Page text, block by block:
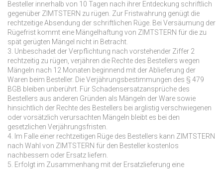
Besteller innerhalb von 10 Tagen nach ihrer Entdeckung schriftlich
gegenüber ZIMTSTERN zu rügen. Zur Fristwahrung genügt die
rechtzeitige Absendung der schriftlichen Rüge. Bei Versäumung der
Rügefrist kommt eine Mängelhaftung von ZIMTSTERN für die zu
spät gerügten Mängel nicht in Betracht.
3. Unbeschadet der Verpflichtung nach vorstehender Ziffer 2
rechtzeitig zu rügen, verjähren die Rechte des Bestellers wegen
Mängeln nach 12 Monaten beginnend mit der Ablieferung der
Waren beim Besteller. Die Verjährungsbestimmungen des § 479
BGB bleiben unberührt. Für Schadensersatzansprüche des
Bestellers aus anderen Gründen als Mängeln der Ware sowie
hinsichtlich der Rechte des Bestellers bei arglistig verschwiegenen
oder vorsätzlich verursachten Mängeln bleibt es bei den
gesetzlichen Verjährungsfristen.
4. Im Falle einer rechtzeitigen Rüge des Bestellers kann ZIMTSTERN
nach Wahl von ZIMTSTERN für den Besteller kostenlos
nachbessern oder Ersatz liefern.
5. Erfolgt im Zusammenhang mit der Ersatzlieferung eine